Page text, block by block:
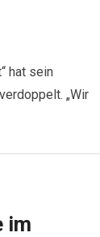
hat sein
„Wir
im